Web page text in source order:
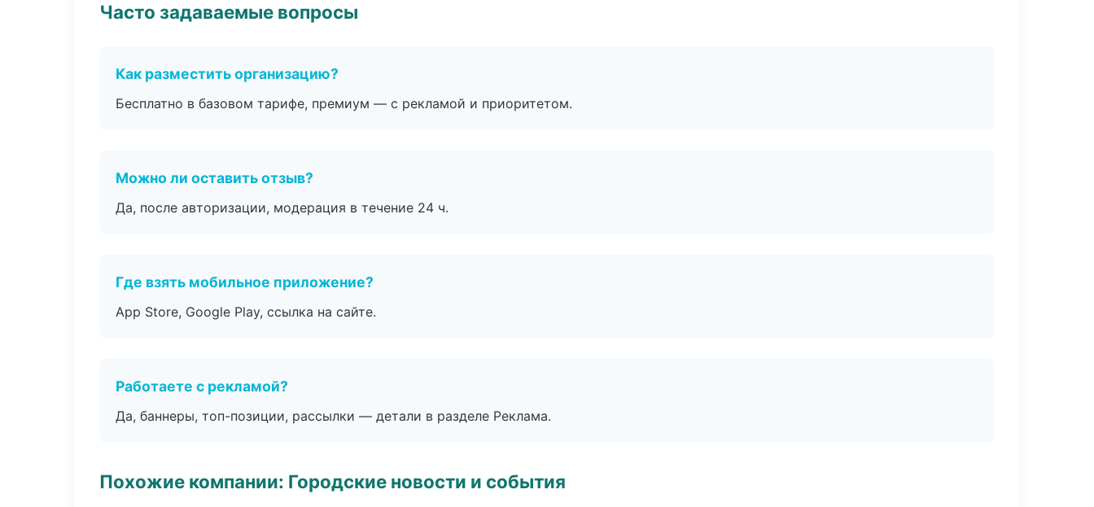
Часто задаваемые вопросы
Как разместить организацию?
Бесплатно в базовом тарифе, премиум — с рекламой и приоритетом.
Можно ли оставить отзыв?
Да, после авторизации, модерация в течение 24 ч.
Где взять мобильное приложение?
App Store, Google Play, ссылка на сайте.
Работаете с рекламой?
Да, баннеры, топ-позиции, рассылки — детали в разделе Реклама.
Похожие компании: Городские новости и события